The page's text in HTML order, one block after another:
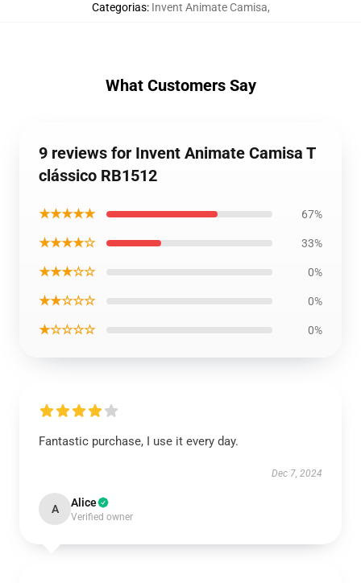
Categorias: Invent Animate Camisa,
What Customers Say
9 reviews for Invent Animate Camisa T
clássico RB1512
★★★★★ 67%
★★★★☆ 33%
★★★☆☆ 0%
★★☆☆☆ 0%
★☆☆☆☆ 0%
Fantastic purchase, I use it every day.
Dec 7, 2024
A Alice
Verified owner